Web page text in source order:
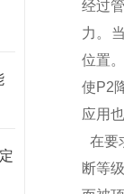
经过
力。
位置
使P2
应用
在要
断等